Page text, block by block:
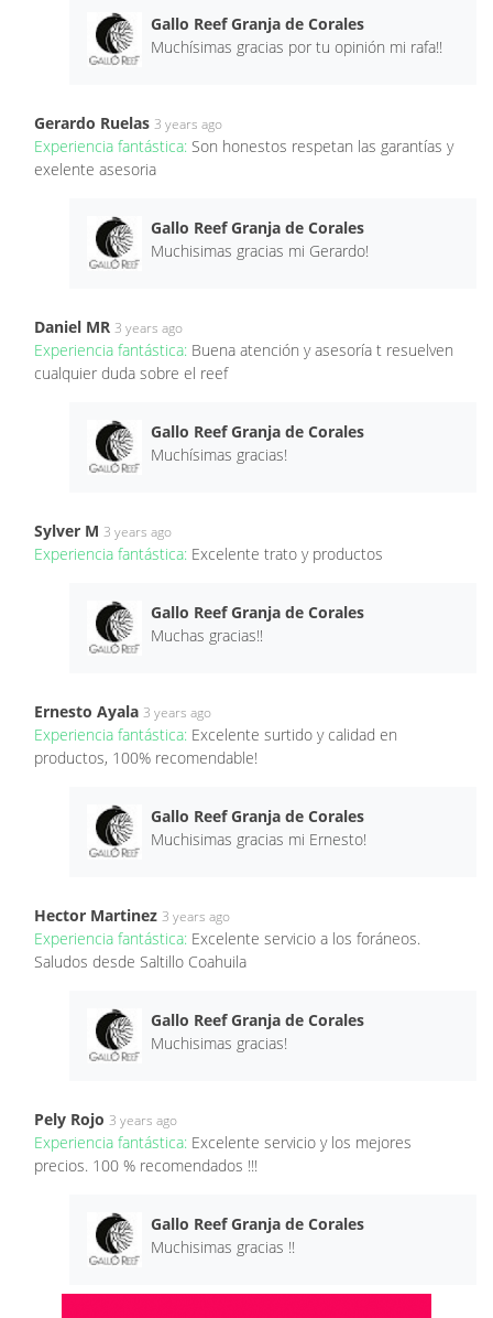
Gallo Reef Granja de Corales
Muchísimas gracias por tu opinión mi rafa!!
Gerardo Ruelas 3 years ago
Experiencia fantástica: Son honestos respetan las garantías y
exelente asesoria
Gallo Reef Granja de Corales
Muchisimas gracias mi Gerardo!
Daniel MR 3 years ago
Experiencia fantástica: Buena atención y asesoría t resuelven
cualquier duda sobre el reef
Gallo Reef Granja de Corales
Muchísimas gracias!
Sylver M 3 years ago
Experiencia fantástica: Excelente trato y productos
Gallo Reef Granja de Corales
Muchas gracias‼
Ernesto Ayala 3 years ago
Experiencia fantástica: Excelente surtido y calidad en
productos, 100% recomendable!
Gallo Reef Granja de Corales
Muchisimas gracias mi Ernesto!
Hector Martinez 3 years ago
Experiencia fantástica: Excelente servicio a los foráneos.
Saludos desde Saltillo Coahuila
Gallo Reef Granja de Corales
Muchisimas gracias!
Pely Rojo 3 years ago
Experiencia fantástica: Excelente servicio y los mejores
precios. 100 % recomendados !!!
Gallo Reef Granja de Corales
Muchisimas gracias !!